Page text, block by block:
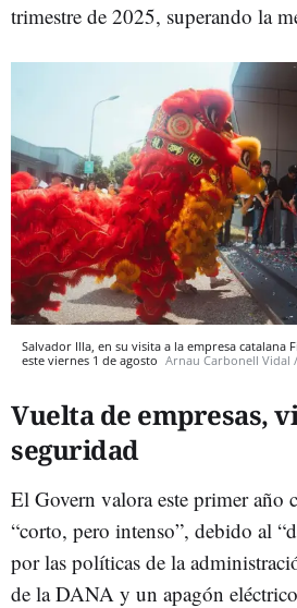
trimestre de 2025, superando la
Salvador Illa, en su visita a la empresa catalana
este viernes 1 de agosto Arnau Carbonell Vidal
Vuelta de empresas,
seguridad
El Govern valora este primer año
“corto, pero intenso”, debido al
por las políticas de la
de la DANA y un apagón